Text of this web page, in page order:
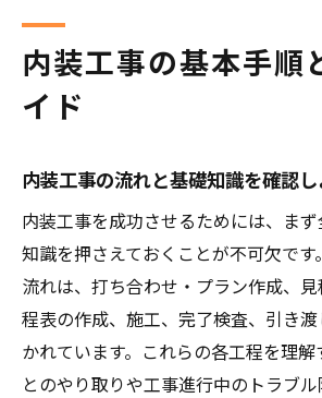
現場で役立つ内装工事の工
内装工事の現場作業手順を
内装工事現場の効率的な進
内装工事現場で起こりやす
内装工事なら天井・壁・床の順
内装工事の天井壁床順番を
う
なぜ内装工事は天井から始
内装工事の基本手順
イド
内装工事の流れと基礎知識を確認し
内装工事を成功させるためには、ま
知識を押さえておくことが不可欠で
流れは、打ち合わせ・プラン作成、
程表の作成、施工、完了検査、引き
かれています。これらの各工程を理
とのやり取りや工事進行中のトラブ